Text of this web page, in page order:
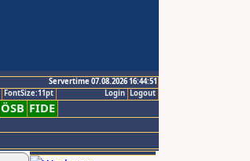
Servertime 07.08.2026 16:44:51
Logout
Login
FontSize:11pt
ÖSB FIDE